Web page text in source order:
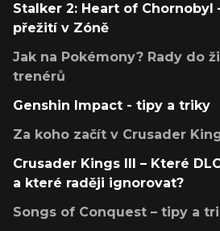
Stalker 2: Heart of Chornobyl
přežití v Zóně
Jak na Pokémony? Rady do
trenérů
Genshin Impact - tipy a triky
Za koho začít v Crusader
Crusader Kings III – Které
a které raději ignorovat?
Songs of Conquest – tipy a